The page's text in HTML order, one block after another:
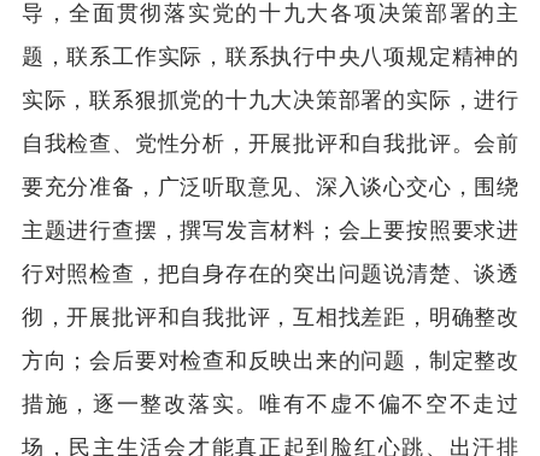
导，全面贯彻落实党的十九大各项决策部署的主
题，联系工作实际，联系执行中央八项规定精神的
实际，联系狠抓党的十九大决策部署的实际，进行
自我检查、党性分析，开展批评和自我批评。会前
要充分准备，广泛听取意见、深入谈心交心，围绕
主题进行查摆，撰写发言材料；会上要按照要求进
行对照检查，把自身存在的突出问题说清楚、谈透
彻，开展批评和自我批评，互相找差距，明确整改
方向；会后要对检查和反映出来的问题，制定整改
措施，逐一整改落实。唯有不虚不偏不空不走过
场，民主生活会才能真正起到脸红心跳、出汗排